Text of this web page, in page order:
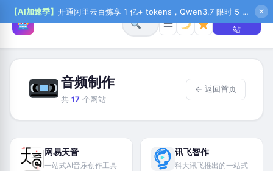
【AI加速季】 开通阿里云百炼享 1 亿+ tokens，Qwen3.7 限时 5 折起，秒悟新注送 1 万积分，加入 OPC 赢百万助力金，QoderWork CN 首月 0 元 ✕
☰
+ 提交网
站
音频制作
共 17 个网站
← 返回首页
网易天音
一站式AI音乐创作工具
讯飞智作
科大讯飞推出的一站式